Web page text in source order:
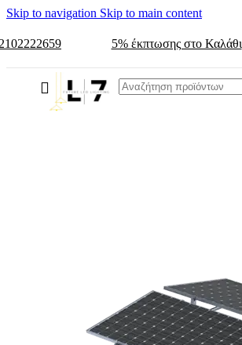
Skip to navigation Skip to main content
5% έκπτωσης στο Καλάθι